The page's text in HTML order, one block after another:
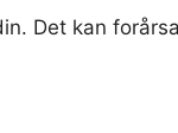
Det kan